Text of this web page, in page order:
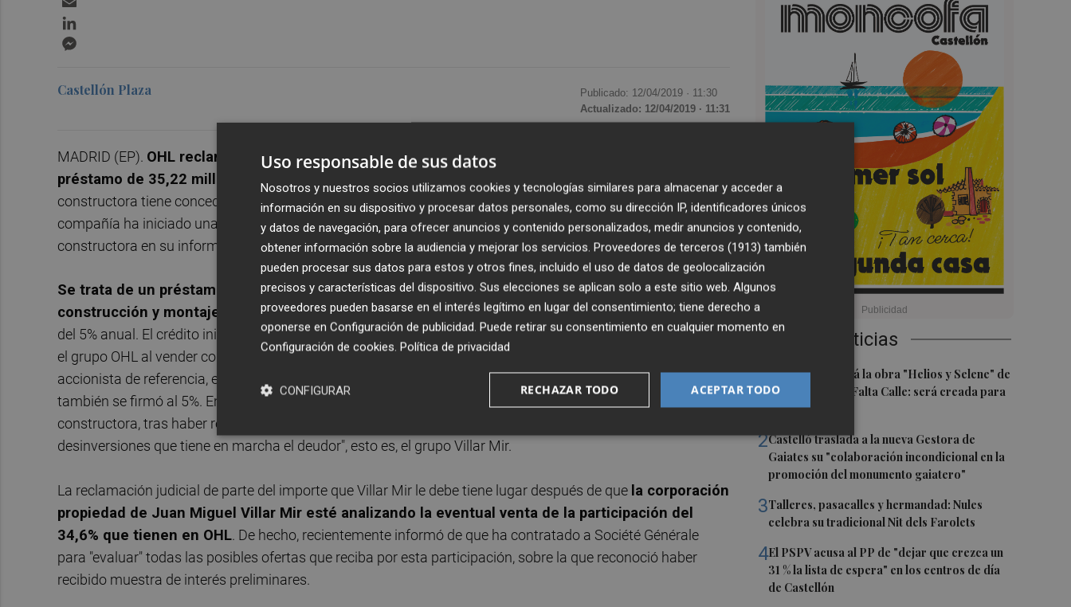
Últimas Noticias
1Castelló acogerá la obra "Helios y Selene" de
la compañía Te Falta Calle: será creada para
el eclipse
2Castelló traslada a la nueva Gestora de
Gaiates su "colaboración incondicional en la
promoción del monumento gaiatero"
3Talleres, pasacalles y hermandad: Nules
celebra su tradicional Nit dels Farolets
4El PSPV acusa al PP de "dejar que crezca un
31 % la lista de espera" en los centros de día
de Castellón
Castellón Plaza Publicado: 12/04/2019 · 11:30
Actualizado: 12/04/2019 · 11:31
MADRID (EP). OHL reclama al Grupo Villar Mir, su accionista de control, en los tribunales un
préstamo de 35,22 millones de euros
que forma parte de los créditos de 119 millones de euros que la
constructora tiene concedidos a la corporación y que actualmente están "vencidos y son exigibles. La
compañía ha iniciado una reclamación judicial del crédito de 35,22 millones de euros", asegura la
constructora en su informe anual correspondiente a 2018.
Se trata de un préstamo que OHL concedió a Pacadar, empresa del grupo Villar Mir dedicada a
construcción y montaje de prefabricados de hormigónarmado pretensado, que devenga un interés
del 5% anual. El crédito inicialmente lo concedió OHL Concesiones, si bien posteriormente fue adquirido por
el grupo OHL al vender concesiones el pasado año. La constructora tiene concedido otro préstamo a su
accionista de referencia, en este caso de 83,87 millones, que también está relacionado con Pacadar, y
también se firmó al 5%. En su informe de auditoría sobre el informe anual de OHL, Deloitte indica que la
constructora, tras haber realizado un análisis de estos préstamos, ve factible recuperarlos "dado el plan de
desinversiones que tiene en marcha el deudor", esto es, el grupo Villar Mir.
La reclamación judicial de parte del importe que Villar Mir le debe tiene lugar después de que la corporación
propiedad de Juan Miguel Villar Mir esté analizando la eventual venta de la participación del
34,6% que tienen en OHL. De hecho, recientemente informó de que ha contratado a Société Générale
para "evaluar" todas las posibles ofertas que reciba por esta participación, sobre la que reconoció haber
recibido muestra de interés preliminares.
Uso responsable de sus datos
Nosotros y nuestros socios utilizamos cookies y tecnologías similares para almacenar y acceder a
información en su dispositivo y procesar datos personales, como su dirección IP, identificadores únicos
y datos de navegación, para ofrecer anuncios y contenido personalizados, medir anuncios y contenido,
obtener información sobre la audiencia y mejorar los servicios. Proveedores de terceros (1913) también
pueden procesar sus datos para estos y otros fines, incluido el uso de datos de geolocalización
precisos y características del dispositivo. Sus elecciones se aplican solo a este sitio web. Algunos
proveedores pueden basarse en el interés legítimo en lugar del consentimiento; tiene derecho a
oponerse en Configuración de publicidad. Puede retirar su consentimiento en cualquier momento en
Configuración de cookies. Política de privacidad
ACEPTAR TODO
RECHAZAR TODO
CONFIGURAR